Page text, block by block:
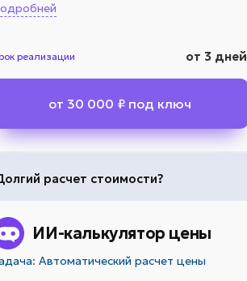
реализации от 3 дней
от 30 000 ₽ под ключ
расчет стоимости?
ИИ-калькулятор цены
Автоматический расчет цены